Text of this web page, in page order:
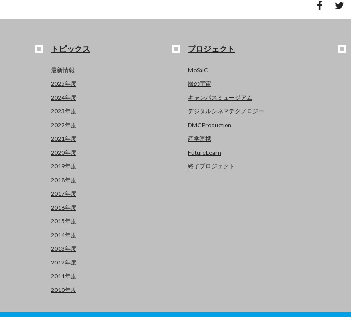
トピックス
最新情報
2025年度
2024年度
2023年度
2022年度
2021年度
2020年度
2019年度
2018年度
2017年度
2016年度
2015年度
2014年度
2013年度
2012年度
2011年度
2010年度
プロジェクト
MoSaIC
暦の宇宙
キャンパスミュージアム
デジタルシネマテクノロジー
DMC Production
産学連携
FutureLearn
終了プロジェクト